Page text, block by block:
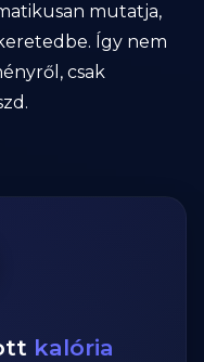
mutatja,
Így nem
csak
kalória